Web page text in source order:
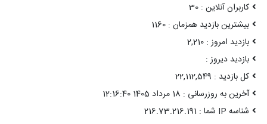
کاربران آنلاین : 30
بیشترین بازدید همزمان : 1160
بازدید امروز : 2,210
بازدید دیروز :
کل بازدید : 22,112,549
آخرین به روزرسانی : 18 مرداد 1405 12:16:40
شناسه IP شما : 216.73.216.191